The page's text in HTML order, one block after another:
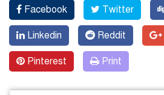
Facebook Twitter
Linkedin Reddit
Pinterest Print